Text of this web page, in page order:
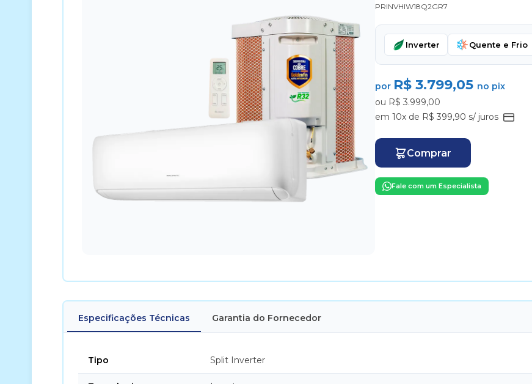
PRINVHIW18Q2GR7
Inverter Quente e Frio
por R$ 3.799,05 no pix
ou R$ 3.999,00
em 10x de R$ 399,90 s/ juros
Comprar
Fale com um Especialista
Especificações Técnicas Garantia do Fornecedor
Tipo Split Inverter